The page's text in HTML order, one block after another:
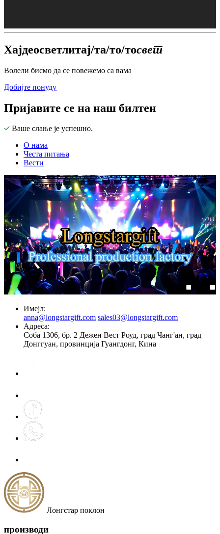
Хајдеосветлитај/та/то/тосвет
Волели бисмо да се повежемо са вама
Добијте понуду
Пријавите се на наш билтен
Ваше слање је успешно.
О нама
Честа питања
Вести
Имејл:
anna@longstargift.com sales03@longstargift.com
Адреса:
Соба 1306, бр. 2 Дежен Вест Роуд, град Чанг'ан, град
Донггуан, провинција Гуангдонг, Кина
Лонгстар поклон
производи